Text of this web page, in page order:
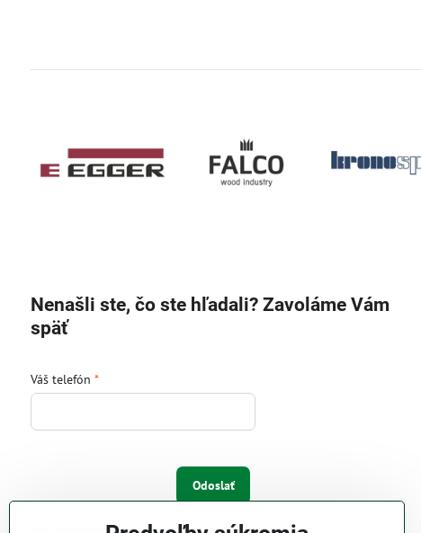
Nenašli ste, čo ste hľadali? Zavoláme Vám
späť
Váš telefón *
Odoslať